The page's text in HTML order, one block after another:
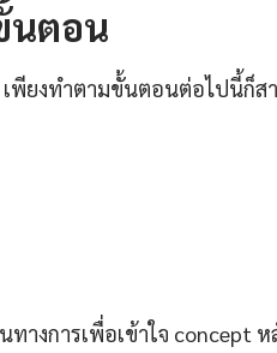
นตอน
พียงทำตามขั้นตอนต่อไปนี้ก็ส
ทางการเพื่อเข้าใจ concept